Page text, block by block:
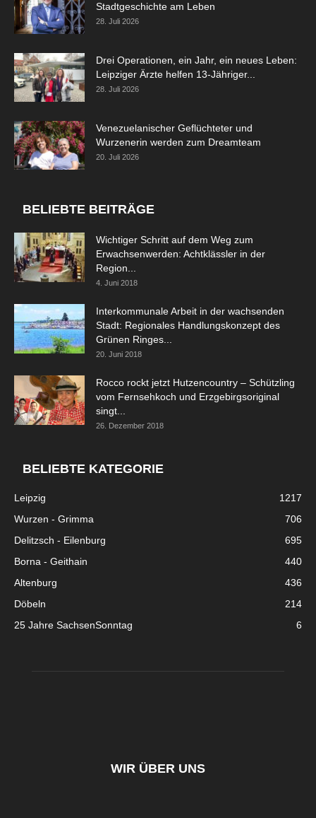
Stadtgeschichte am Leben
28. Juli 2026
Drei Operationen, ein Jahr, ein neues Leben:
Leipziger Ärzte helfen 13-Jähriger...
28. Juli 2026
Venezuelanischer Geflüchteter und
Wurzenerin werden zum Dreamteam
20. Juli 2026
BELIEBTE BEITRÄGE
Wichtiger Schritt auf dem Weg zum
Erwachsenwerden: Achtklässler in der
Region...
4. Juni 2018
Interkommunale Arbeit in der wachsenden
Stadt: Regionales Handlungskonzept des
Grünen Ringes...
20. Juni 2018
Rocco rockt jetzt Hutzencountry – Schützling
vom Fernsehkoch und Erzgebirgsoriginal
singt...
26. Dezember 2018
BELIEBTE KATEGORIE
Leipzig
1217
Wurzen - Grimma
706
Delitzsch - Eilenburg
695
Borna - Geithain
440
Altenburg
436
Döbeln
214
25 Jahre SachsenSonntag
6
WIR ÜBER UNS